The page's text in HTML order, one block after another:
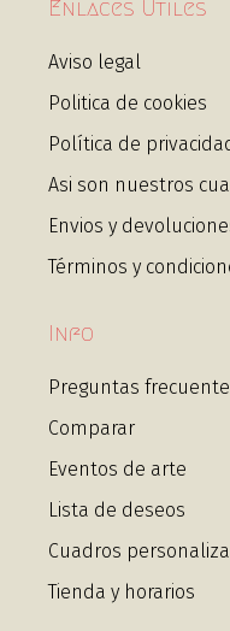
Enlaces Útiles
Aviso legal
Politica de cookies
Política de
Asi son nuestros
Envios y
Términos y
Info
Preguntas
Comparar
Eventos de arte
Lista de deseos
Cuadros
Tienda y horarios